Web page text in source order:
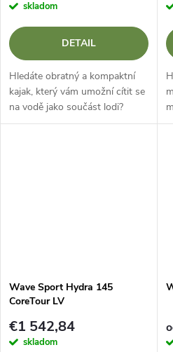
skladom
DETAIL
Hledáte obratný a kompaktní
kajak, který vám umožní cítit se
na vodě jako součást lodi?
Wave Sport Hydra 125 LV
Wave Sport Hydra 145
CoreTour LV
€1 542,84
skladom